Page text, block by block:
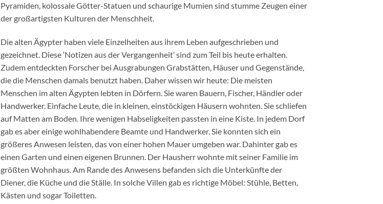
Pyramiden, kolossale Götter-Statuen und schaurige Mumien sind stumme Zeugen einer
der großartigsten Kulturen der Menschheit.
Die alten Ägypter haben viele Einzelheiten aus ihrem Leben aufgeschrieben und
gezeichnet. Diese ‘Notizen aus der Vergangenheit’ sind zum Teil bis heute erhalten.
Zudem entdeckten Forscher bei Ausgrabungen Grabstätten, Häuser und Gegenstände,
die die Menschen damals benutzt haben. Daher wissen wir heute: Die meisten
Menschen im alten Ägypten lebten in Dörfern. Sie waren Bauern, Fischer, Händler oder
Handwerker. Einfache Leute, die in kleinen, einstöckigen Häusern wohnten. Sie schliefen
auf Matten am Boden. Ihre wenigen Habseligkeiten passten in eine Kiste. In jedem Dorf
gab es aber einige wohlhabendere Beamte und Handwerker. Sie konnten sich ein
größeres Anwesen leisten, das von einer hohen Mauer umgeben war. Dahinter gab es
einen Garten und einen eigenen Brunnen. Der Hausherr wohnte mit seiner Familie im
größten Wohnhaus. Am Rande des Anwesens befanden sich die Unterkünfte der
Diener, die Küche und die Ställe. In solche Villen gab es richtige Möbel: Stühle, Betten,
Kästen und sogar Toiletten.